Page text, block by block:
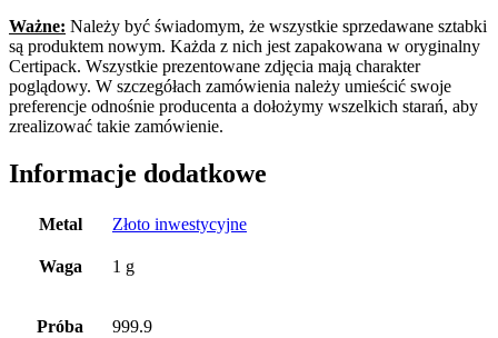
Ważne: Należy być świadomym, że wszystkie sprzedawane sztabki
są produktem nowym. Każda z nich jest zapakowana w oryginalny
Certipack. Wszystkie prezentowane zdjęcia mają charakter
poglądowy. W szczegółach zamówienia należy umieścić swoje
preferencje odnośnie producenta a dołożymy wszelkich starań, aby
zrealizować takie zamówienie.
Informacje dodatkowe
Metal Złoto inwestycyjne
Waga 1 g
Próba 999.9